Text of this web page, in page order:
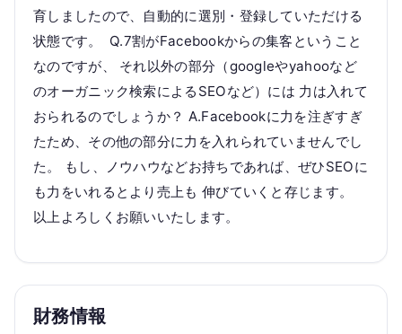
育しましたので、自動的に選別・登録していただける
状態です。 Q.7割がFacebookからの集客ということ
なのですが、 それ以外の部分（googleやyahooなど
のオーガニック検索によるSEOなど）には 力は入れて
おられるのでしょうか？ A.Facebookに力を注ぎすぎ
たため、その他の部分に力を入れられていませんでし
た。 もし、ノウハウなどお持ちであれば、ぜひSEOに
も力をいれるとより売上も 伸びていくと存じます。
以上よろしくお願いいたします。
財務情報